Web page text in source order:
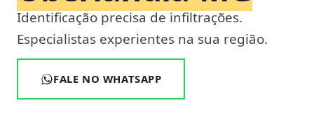
Identificação precisa de infiltrações.
Especialistas experientes na sua região.
FALE NO WHATSAPP